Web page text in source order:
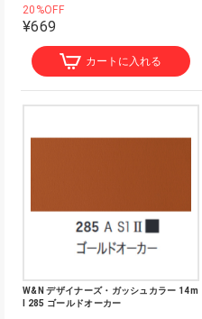
20%OFF
¥669
カートに入れる
W&N デザイナーズ・ガッシュカラー 14m
l 285 ゴールドオーカー